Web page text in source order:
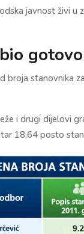
javnost živi
broja stanovnika
i drugi dijelovi
18,64 posto